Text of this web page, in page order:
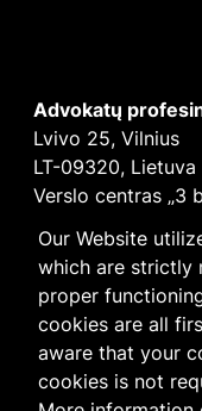
Our Website
which are strictly
proper
cookies are all
aware that your
cookies is not
Advokatų
Lvivo 25, Vilnius
LT-09320, Lietuva
Verslo centras „3
E-mail
Tel. +370 5 250
Įm. k. 303195010
PVM:
FacebookLinkedIn
Slapukųir